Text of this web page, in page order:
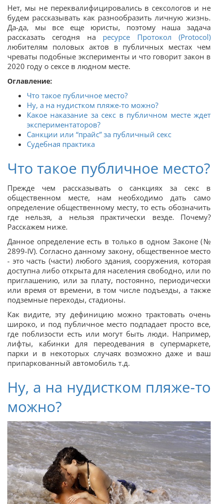
Нет, мы не переквалифицировались в сексологов и не
будем рассказывать как разнообразить личную жизнь.
Да-да, мы все еще юристы, поэтому наша задача
рассказать сегодня на ресурсе Протокол (Protocol)
любителям половых актов в публичных местах чем
чреваты подобные эксперименты и что говорит закон в
2020 году о сексе в людном месте.
Оглавление:
Что такое публичное место?
Ну, а на нудистком пляже-то можно?
Какое наказание за секс в публичном месте ждет
экспериментаторов?
Санкции или “прайс” за публичный секс
Судебная практика
Что такое публичное место?
Прежде чем рассказывать о санкциях за секс в
общественном месте, нам необходимо дать само
определение общественному месту, то есть обозначить
где нельзя, а нельзя практически везде. Почему?
Расскажем ниже.
Данное определение есть в только в одном Законе (№
2899-IV). Согласно данному закону, общественное место
- это часть (части) любого здания, сооружения, которая
доступна либо открыта для населения свободно, или по
приглашению, или за плату, постоянно, периодически
или время от времени, в том числе подъезды, а также
подземные переходы, стадионы.
Как видите, эту дефиницию можно трактовать очень
широко, и под публичное место подпадает просто все,
где поблизости есть или могут быть люди. Например,
лифты, кабинки для переодевания в супермаркете,
парки и в некоторых случаях возможно даже и ваш
припаркованный автомобиль т.д.
Ну, а на нудистком пляже-то
можно?